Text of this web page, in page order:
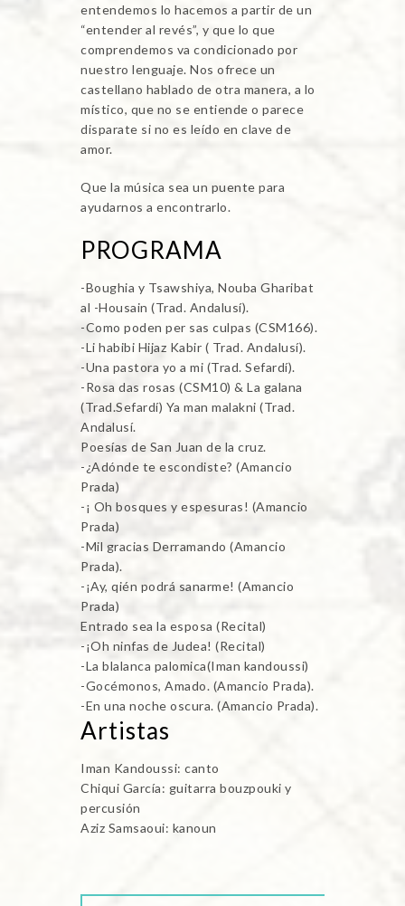
entendemos lo hacemos a partir de un
“entender al revés”, y que lo que
comprendemos va condicionado por
nuestro lenguaje. Nos ofrece un
castellano hablado de otra manera, a lo
místico, que no se entiende o parece
disparate si no es leído en clave de
amor.
Que la música sea un puente para
ayudarnos a encontrarlo.
PROGRAMA
-Boughia y Tsawshiya, Nouba Gharibat
al -Housain (Trad. Andalusí).
-Como poden per sas culpas (CSM166).
-Li habibi Hijaz Kabir ( Trad. Andalusí).
-Una pastora yo a mi (Trad. Sefardí).
-Rosa das rosas (CSM10) & La galana
(Trad.Sefardí) Ya man malakni (Trad.
Andalusí.
Poesías de San Juan de la cruz.
-¿Adónde te escondiste? (Amancio
Prada)
-¡ Oh bosques y espesuras! (Amancio
Prada)
-Mil gracias Derramando (Amancio
Prada).
-¡Ay, qién podrá sanarme! (Amancio
Prada)
Entrado sea la esposa (Recital)
-¡Oh ninfas de Judea! (Recital)
-La blalanca palomica(Iman kandoussi)
-Gocémonos, Amado. (Amancio Prada).
-En una noche oscura. (Amancio Prada).
Artistas
Iman Kandoussi: canto
Chiqui García: guitarra bouzpouki y
percusión
Aziz Samsaoui: kanoun